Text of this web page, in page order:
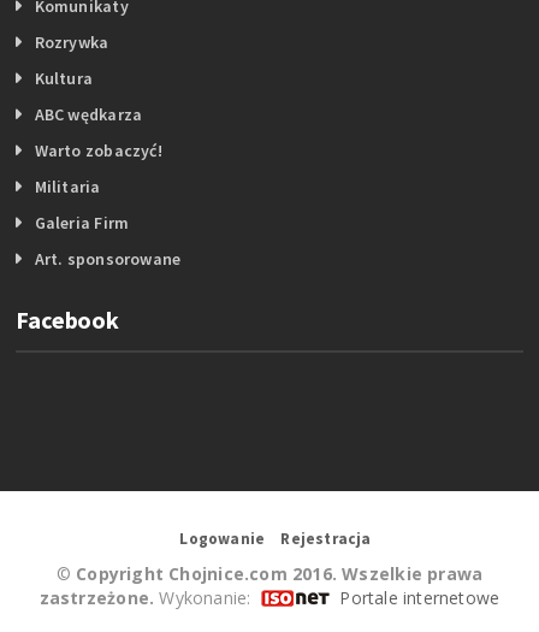
Komunikaty
Rozrywka
Kultura
ABC wędkarza
Warto zobaczyć!
Militaria
Galeria Firm
Art. sponsorowane
Facebook
Logowanie Rejestracja
© Copyright Chojnice.com 2016. Wszelkie prawa
zastrzeżone. Wykonanie: Portale internetowe